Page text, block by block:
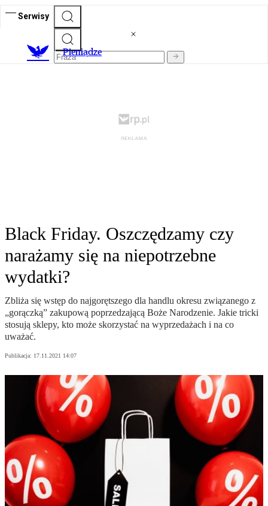
Serwisy
Pieniądze
Black Friday. Oszczędzamy czy
narażamy się na niepotrzebne
wydatki?
Zbliża się wstęp do najgorętszego dla handlu okresu związanego z
„gorączką” zakupową poprzedzającą Boże Narodzenie. Jakie tricki
stosują sklepy, kto może skorzystać na wyprzedażach i na co
uważać.
Publikacja: 17.11.2021 14:07